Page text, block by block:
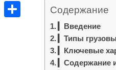
Содержание
▎Введение
▎Типы
▎Ключевые
▎Содержание
A
l
O